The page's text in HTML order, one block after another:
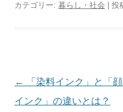
カテゴリー: 暮らし・社会 | 投
投
稿
←
「染料インク」と「
インク」の違いとは？